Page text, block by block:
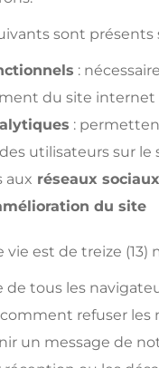
sont présents
:
du site internet
:
utilisateurs sur le
aux réseaux sociaux
du site
vie est de treize (13)
de tous les
refuser les
un message de